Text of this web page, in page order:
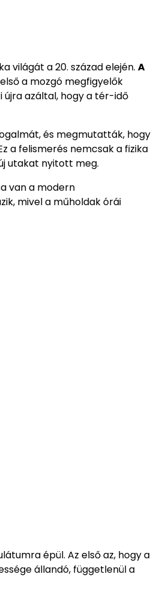
világát a 20. század elején. A
a mozgó megfigyelők
azáltal, hogy a tér-idő
és megmutatták, hogy
a felismerés nemcsak a fizika
utakat nyitott meg.
van a modern
mivel a műholdak órái
épül. Az első az, hogy a
állandó, függetlenül a